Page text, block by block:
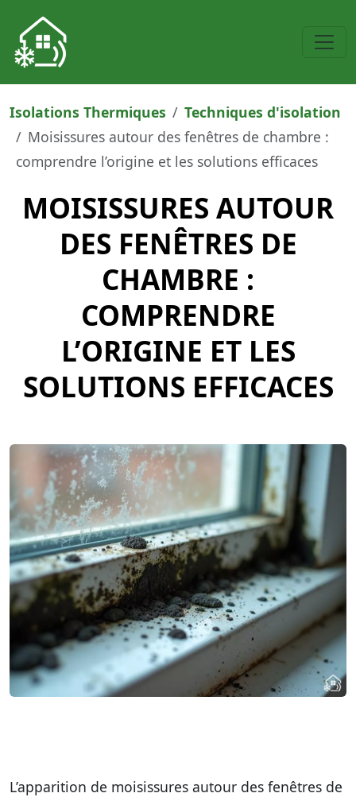
Isolations Thermiques
Techniques d'isolation
Moisissures autour des fenêtres de chambre :
comprendre l’origine et les solutions efficaces
MOISISSURES AUTOUR
DES FENÊTRES DE
CHAMBRE :
COMPRENDRE
L’ORIGINE ET LES
SOLUTIONS EFFICACES
L’apparition de moisissures autour des fenêtres de